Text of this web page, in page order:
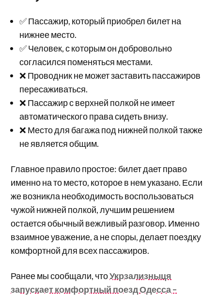
✅ Пассажир, который приобрел билет на
нижнее место.
✅ Человек, с которым он добровольно
согласился поменяться местами.
❌ Проводник не может заставить пассажиров
пересаживаться.
❌ Пассажир с верхней полкой не имеет
автоматического права сидеть внизу.
❌ Место для багажа под нижней полкой также
не является общим.
Главное правило простое: билет дает право
именно на то место, которое в нем указано. Если
же возникла необходимость воспользоваться
чужой нижней полкой, лучшим решением
остается обычный вежливый разговор. Именно
взаимное уважение, а не споры, делает поездку
комфортной для всех пассажиров.
Ранее мы сообщали, чтоУкрзализныця
запускает комфортный поезд Одесса –